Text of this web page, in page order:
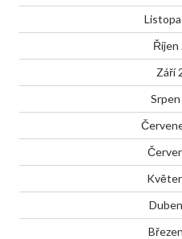
Říjen
Září